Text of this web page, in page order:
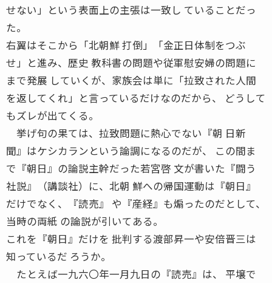
せない」という表面上の主張は一致し ていることだっ
た。
右翼はそこから「北朝鮮 打倒」「金正日体制をつぶ
せ」と進み、歴史 教科書の問題や従軍慰安婦の問題に
まで発展 していくが、家族会は単に「拉致された人間
を返してくれ」と言っているだけなのだから、 どうして
もズレが出てくる。
挙げ句の果ては、拉致問題に熱心でない『朝 日新
聞』はケシカランという論調になるのだが、 この間ま
で『朝日』の論説主幹だった若宮啓 文が書いた『闘う
社説』（講談社）に、北朝 鮮への帰国運動は『朝日』
だけでなく、『読売』 や『産経』も煽ったのだとして、
当時の両紙 の論説が引いてある。
これを『朝日』だけを 批判する渡部昇一や安倍晋三は
知っているだ ろうか。
たとえば一九六〇年一月九日の『読売』は、 平壌で